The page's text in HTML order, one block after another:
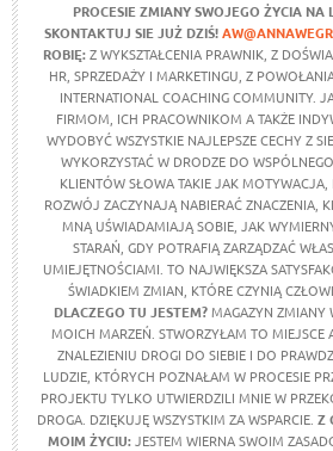
PROCESIE ZMIANY SWOJEGO ŻYCIA NA
SKONTAKTUJ SIE JUŻ DZIŚ!
ROBIĘ:Z WYKSZTAŁCENIA PRAWNIK, Z
HR, SPRZEDAŻY I MARKETINGU, Z
INTERNATIONAL COACHING COMMUNITY.
FIRMOM, ICH PRACOWNIKOM A TAKŻE
WYDOBYĆ WSZYSTKIE NAJLEPSZE CECHY Z
WYKORZYSTAĆ W DRODZE DO
KLIENTÓW SŁOWA TAKIE JAK MOTYWACJA,
ROZWÓJ ZACZYNAJĄ NABIERAĆ ZNACZENIA,
MNĄ UŚWIADAMIAJĄ SOBIE, JAK
STARAŃ, GDY POTRAFIĄ ZARZĄDZAĆ
UMIEJĘTNOŚCIAMI. TO NAJWIĘKSZA
ŚWIADKIEM ZMIAN, KTÓRE CZYNIĄ
DLACZEGO TU JESTEM?MAGAZYN ZMIANY
MOICH MARZEŃ. STWORZYŁAM TO
ZNALEZIENIU DROGI DO SIEBIE I DO
LUDZIE, KTÓRYCH POZNAŁAM W PROCESIE
PROJEKTU TYLKO UTWIERDZILI MNIE W
DROGA. DZIĘKUJĘ WSZYSTKIM ZA WSPARCIE. Z
MOIM ŻYCIU:JESTEM WIERNA SWOIM